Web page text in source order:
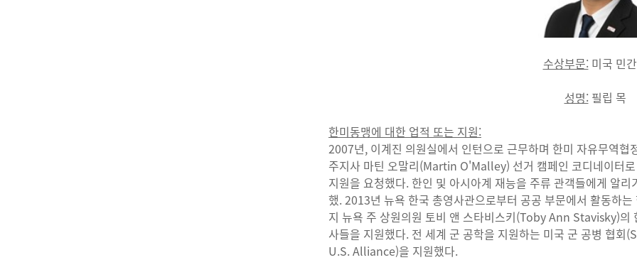
수상부문: 미국 민
성명: 필립 목
한미동맹에 대한 업적 또는 지원:
2007년, 이계진 의원실에서 인턴으로 근무하며 한미 자유무역
주지사 마틴 오말리(Martin O'Malley) 선거 캠페인 코디네이터
지원을 요청했다. 한인 및 아시아계 재능을 주류 관객들에게 알
했. 2013년 뉴욕 한국 총영사관으로부터 공공 부문에서 활동하
지 뉴욕 주 상원의원 토비 앤 스타비스키(Toby Ann Stavisky)의
사들을 지원했다. 전 세계 군 공학을 지원하는 미국 군 공병 협회
U.S. Alliance)을 지원했다.